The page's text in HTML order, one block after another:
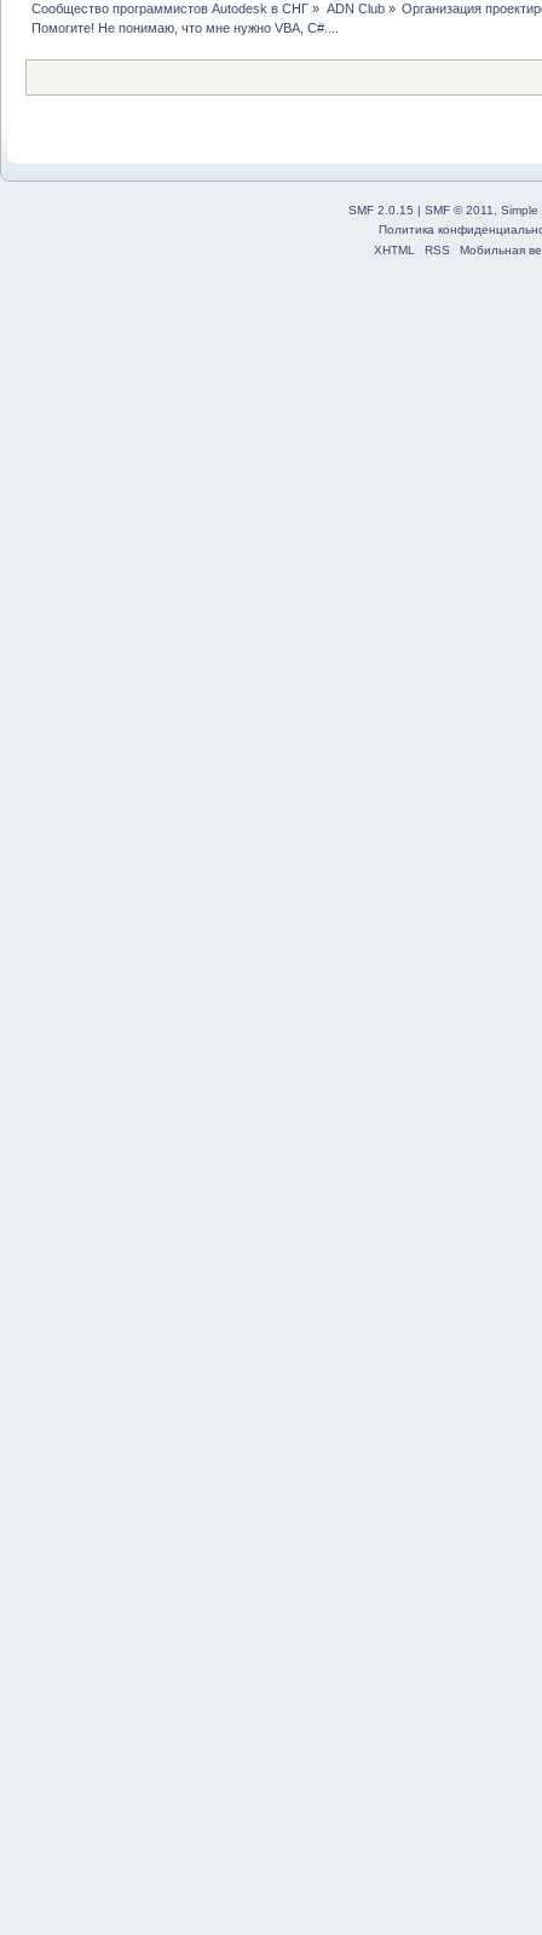
Сообщество программистов Autodesk в СНГ » ADN Club» Организация
Помогите! Не понимаю, что мне нужно VBA, C#....
SMF 2.0.15 | SMF © 2011, Simple
Политика
XHTML
RSS Мобильная